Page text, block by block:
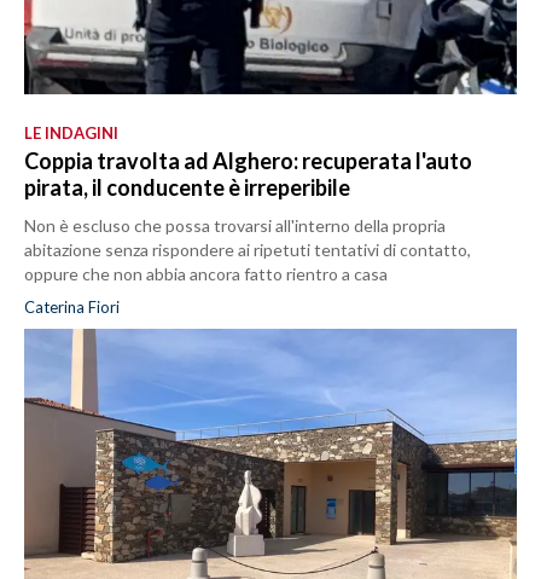
LE INDAGINI
Coppia travolta ad Alghero: recuperata l'auto
pirata, il conducente è irreperibile
Non è escluso che possa trovarsi all'interno della propria
abitazione senza rispondere ai ripetuti tentativi di contatto,
oppure che non abbia ancora fatto rientro a casa
Caterina Fiori